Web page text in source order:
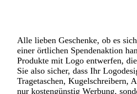
Alle lieben Geschenke, ob es
einer örtlichen Spendenaktion
Produkte mit Logo entwerfen,
Sie also sicher, dass Ihr
Tragetaschen, Kugelschreibern,
nur kostengünstig Werbung,